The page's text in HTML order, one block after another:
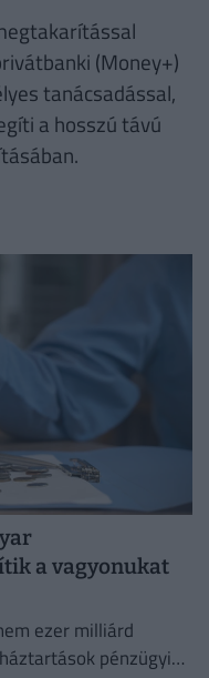
(Money+)
tanácsadással,
a hosszú távú
a vagyonukat
ezer milliárd
pénzügyi